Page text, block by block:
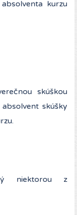
kurzu
skúškou
skúšky
niektorou z